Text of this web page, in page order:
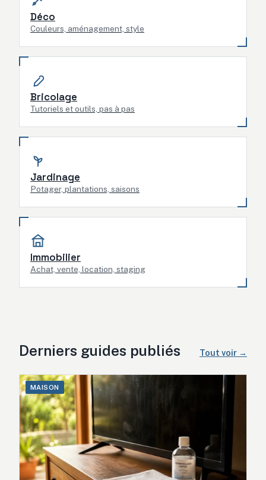
Déco
Couleurs, aménagement, style
Bricolage
Tutoriels et outils, pas à pas
Jardinage
Potager, plantations, saisons
Immobilier
Achat, vente, location, staging
Derniers guides publiés Tout voir →
MAISON